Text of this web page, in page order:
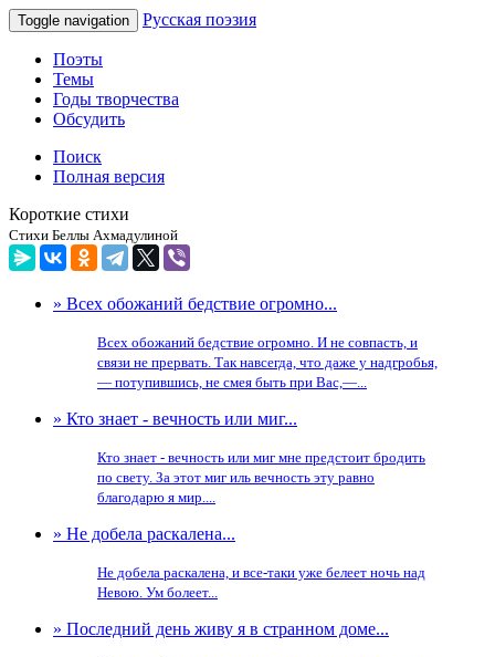
Toggle navigation Русская поэзия
Поэты
Темы
Годы творчества
Обсудить
Поиск
Полная версия
Короткие стихи
Стихи Беллы Ахмадулиной
» Всех обожаний бедствие огромно...
Всех обожаний бедствие огромно. И не совпасть, и
связи не прервать. Так навсегда, что даже у надгробья,
— потупившись, не смея быть при Вас,—...
» Кто знает - вечность или миг...
Кто знает - вечность или миг мне предстоит бродить
по свету. За этот миг иль вечность эту равно
благодарю я мир....
» Не добела раскалена...
Не добела раскалена, и все-таки уже белеет ночь над
Невою. Ум болеет...
» Последний день живу я в странном доме...